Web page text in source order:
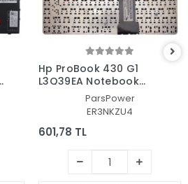
Hp ProBook 430 G1
L3Q39EA Notebook
Klavye (Siyah TR)
ParsPower
ER3NKZU4
601,78 TL